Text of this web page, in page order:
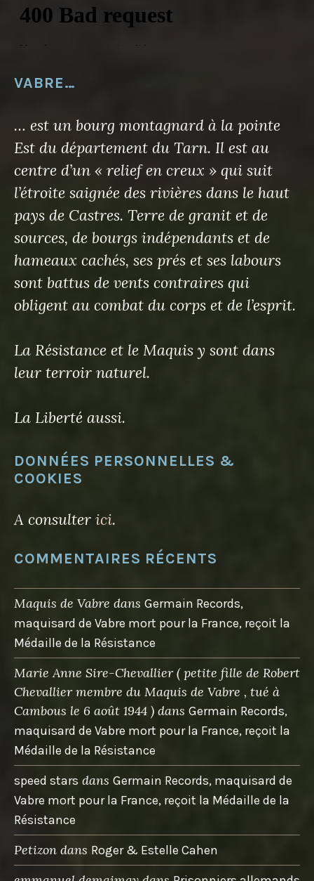
VABRE…
… est un bourg montagnard à la pointe
Est du département du Tarn. Il est au
centre d’un « relief en creux » qui suit
l’étroite saignée des rivières dans le haut
pays de Castres. Terre de granit et de
sources, de bourgs indépendants et de
hameaux cachés, ses prés et ses labours
sont battus de vents contraires qui
obligent au combat du corps et de l’esprit.
La Résistance et le Maquis y sont dans
leur terroir naturel.
La Liberté aussi.
DONNÉES PERSONNELLES &
COOKIES
A consulter ici.
COMMENTAIRES RÉCENTS
Maquis de Vabre dans Germain Records,
maquisard de Vabre mort pour la France, reçoit la
Médaille de la Résistance
Marie Anne Sire-Chevallier ( petite fille de Robert
Chevallier membre du Maquis de Vabre , tué à
Cambous le 6 août 1944 ) dans Germain Records,
maquisard de Vabre mort pour la France, reçoit la
Médaille de la Résistance
speed stars dans Germain Records, maquisard de
Vabre mort pour la France, reçoit la Médaille de la
Résistance
Petizon dans Roger & Estelle Cahen